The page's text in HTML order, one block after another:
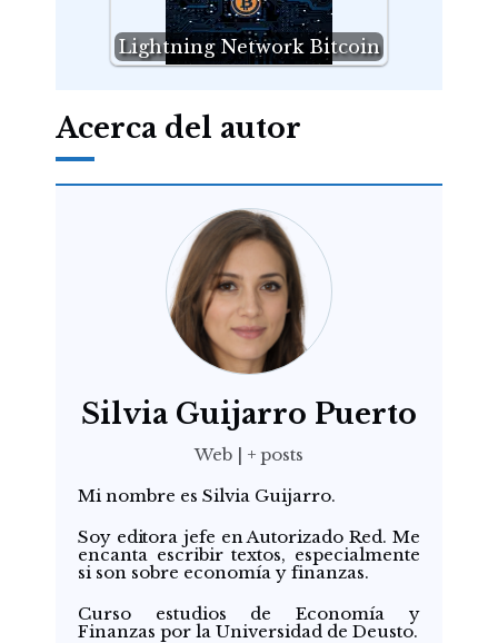
Lightning Network Bitcoin
Acerca del autor
Silvia Guijarro Puerto
Web | + posts
Mi nombre es Silvia Guijarro.
Soy editora jefe en Autorizado Red. Me
encanta escribir textos, especialmente
si son sobre economía y finanzas.
Curso estudios de Economía y
Finanzas por la Universidad de Deusto.